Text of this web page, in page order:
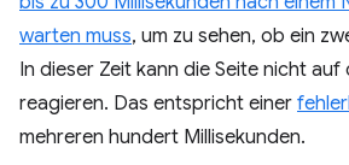
warten muss, um zu sehen, ob ein
In dieser Zeit kann die Seite nicht
reagieren. Das entspricht einer
mehreren hundert Millisekunden.